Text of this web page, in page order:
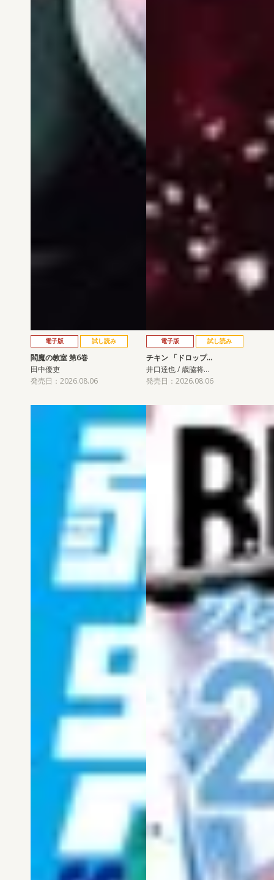
電子版 試し読み
閻魔の教室 第6巻
田中優吏
発売日：2026.08.06
電子版 試し読み
チキン 「ドロップ…
井口達也 / 歳脇将…
発売日：2026.08.06